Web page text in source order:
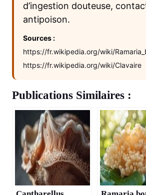
d’ingestion douteuse,
antipoison.
Sources :
https://fr.wikipedia.org/wiki/
https://fr.wikipedia.org/wiki/Clavaire
Publications Similaires :